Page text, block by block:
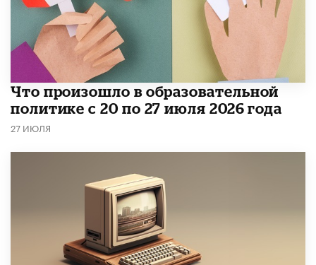
​Что произошло в образовательной
политике с 20 по 27 июля 2026 года
27 ИЮЛЯ